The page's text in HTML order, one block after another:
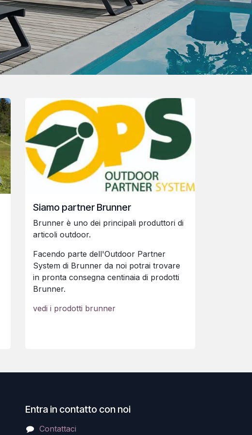
Siamo partner Brunner
Brunner è uno dei principali produttori di
articoli outdoor.
Facendo parte dell'Outdoor Partner
System di Brunner da noi potrai trovare
in pronta consegna centinaia di prodotti
Brunner.
vedi i prodotti brunner
Entra in contatto con noi
Contattaci